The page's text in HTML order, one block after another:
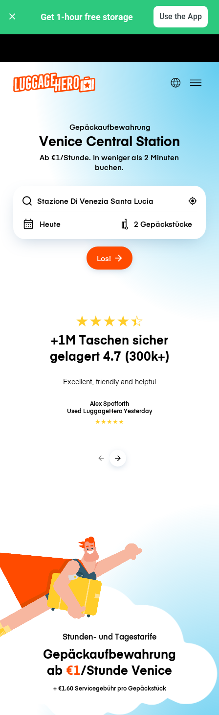
Get 1-hour free storage Use the App
Gepäckaufbewahrung
Venice Central Station
Ab €1/Stunde. In weniger als 2 Minuten
buchen.
Location
Heute Number of bags
2 Gepäckstücke
Los!
★★★★☆
★
+1M Taschen sicher
gelagert 4.7 (300k+)
Excellent, friendly and helpful
Alex Spofforth
Used LuggageHeroYesterday
★★★★★
Stunden- und Tagestarife
Gepäckaufbewahrung
ab €1/Stunde Venice
+€1.60Servicegebühr pro Gepäckstück